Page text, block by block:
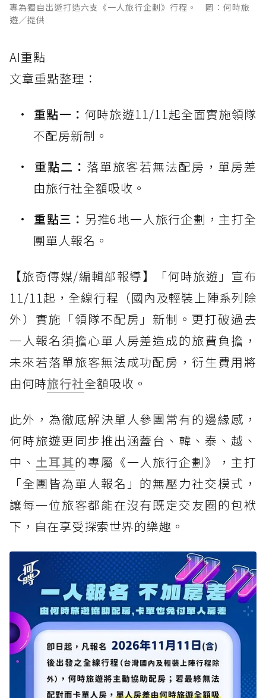
專為獨自出遊打造六支《一人旅行企劃》行程。 圖：何時旅
遊／提供
AI重點
文章重點整理：
重點一： 何時旅遊11/11起全面實施領隊
不配房新制。
重點二： 落單旅客若無法配房，單房差
由旅行社全額吸收。
重點三： 另推6地一人旅行企劃，主打全
團單人報名。
【旅奇傳媒/編輯部報導】「何時旅遊」宣布
11/11起，全線行程（國內及輕裝上陣系列除
外）實施「領隊不配房」新制。更打破過去
一人報名須擔心單人房差造成的旅費負擔，
未來若落單旅客無法成功配房，衍生費用將
由何時旅行社全額吸收。
此外，為徹底解決單人參團常有的邊緣感，
何時旅遊更同步推出涵蓋台、韓、泰、越、
中、 土耳其的專屬《一人旅行企劃》，主打
「全團皆為單人報名」的無壓力社交模式，
讓每一位旅客都能在沒有既定交友圈的包袱
下，自在享受探索世界的樂趣。